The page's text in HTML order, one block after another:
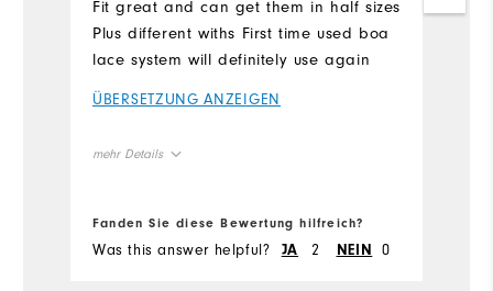
Fit great and can get them in half sizes
Plus different withs First time used boa
lace system will definitely use again
ÜBERSETZUNG ANZEIGEN
mehr Details
Runs Small Runs Large
Fanden Sie diese Bewertung hilfreich?
Was this answer helpful? JA 2 NEIN 0